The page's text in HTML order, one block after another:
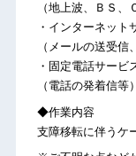
（地上波、ＢＳ、
・インターネット
（メールの送受信
・固定電話サービ
（電話の発着信等）
◆作業内容
支障移転に伴うケ